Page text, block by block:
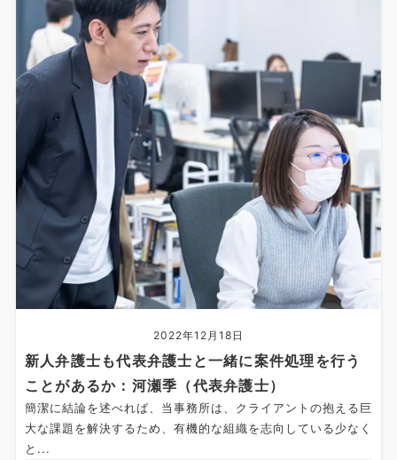
2022年12月18日
新人弁護士も代表弁護士と一緒に案件処理を行う
ことがあるか：河瀬季（代表弁護士）
簡潔に結論を述べれば、当事務所は、クライアントの抱える巨
大な課題を解決するため、有機的な組織を志向している少なく
と...